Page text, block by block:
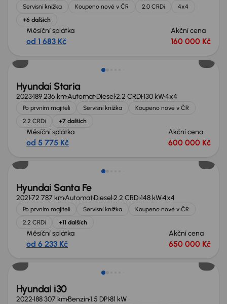
Servisní knížka Koupeno nové v ČR 2.0 CRDi
4x4
+6 dalších
Měsíční splátka
od 1 683 Kč
Akční cena
160 000 Kč
Nově v nabídce
Hyundai Staria
2023189 236 kmAutomatDiesel2.2 CRDi130 kW4x4
Po prvním majiteli Servisní knížka
Koupeno nové v ČR
2.2 CRDi
+7 dalších
Měsíční splátka
od 5 775 Kč
Akční cena
600 000 Kč
Možnost odpočtu DPH
Hyundai Santa Fe
202172 787 kmAutomatDiesel2.2 CRDi148 kW4x4
Po prvním majiteli Servisní knížka
Koupeno nové v ČR
2.2 CRDi
+11 dalších
Měsíční splátka
od 6 233 Kč
Akční cena
650 000 Kč
Možnost odpočtu DPH
Hyundai i30
2022188 307 kmBenzín1.5 DPI81 kW